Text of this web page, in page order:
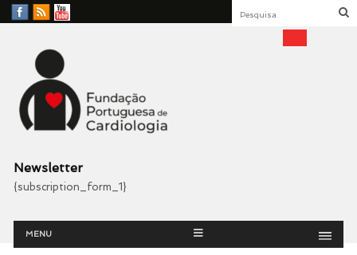
Facebook
RSS
YouTube
Fundação Portuguesa
Cardiologia
Newsletter
{subscription_form_1}
Menu
MENU